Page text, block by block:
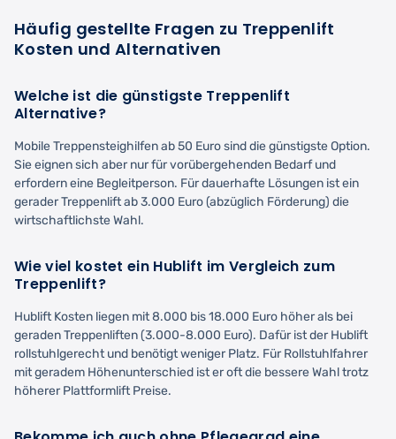
Häufig gestellte Fragen zu Treppenlift
Kosten und Alternativen
Welche ist die günstigste Treppenlift
Alternative?
Mobile Treppensteighilfen ab 50 Euro sind die günstigste Option.
Sie eignen sich aber nur für vorübergehenden Bedarf und
erfordern eine Begleitperson. Für dauerhafte Lösungen ist ein
gerader Treppenlift ab 3.000 Euro (abzüglich Förderung) die
wirtschaftlichste Wahl.
Wie viel kostet ein Hublift im Vergleich zum
Treppenlift?
Hublift Kosten liegen mit 8.000 bis 18.000 Euro höher als bei
geraden Treppenliften (3.000-8.000 Euro). Dafür ist der Hublift
rollstuhlgerecht und benötigt weniger Platz. Für Rollstuhlfahrer
mit geradem Höhenunterschied ist er oft die bessere Wahl trotz
höherer Plattformlift Preise.